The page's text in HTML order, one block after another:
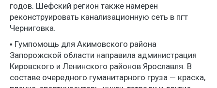
годов. Шефский регион также намерен
реконструировать канализационную сеть в пгт
Черниговка.
▪️ Гумпомощь для Акимовского района
Запорожской области направила администрация
Кировского и Ленинского районов Ярославля. В
составе очередного гуманитарного груза — краска,